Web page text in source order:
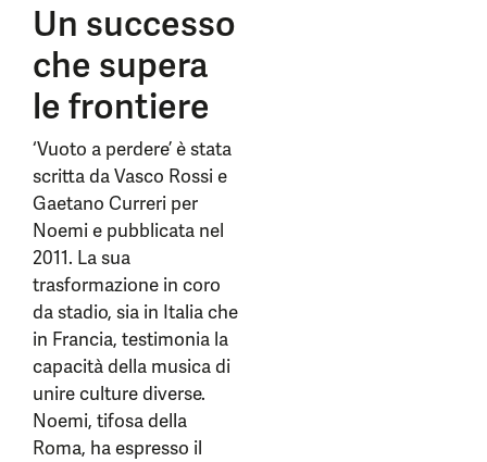
Un successo
che supera
le frontiere
‘Vuoto a perdere’ è stata
scritta da Vasco Rossi e
Gaetano Curreri per
Noemi e pubblicata nel
2011. La sua
trasformazione in coro
da stadio, sia in Italia che
in Francia, testimonia la
capacità della musica di
unire culture diverse.
Noemi, tifosa della
Roma, ha espresso il